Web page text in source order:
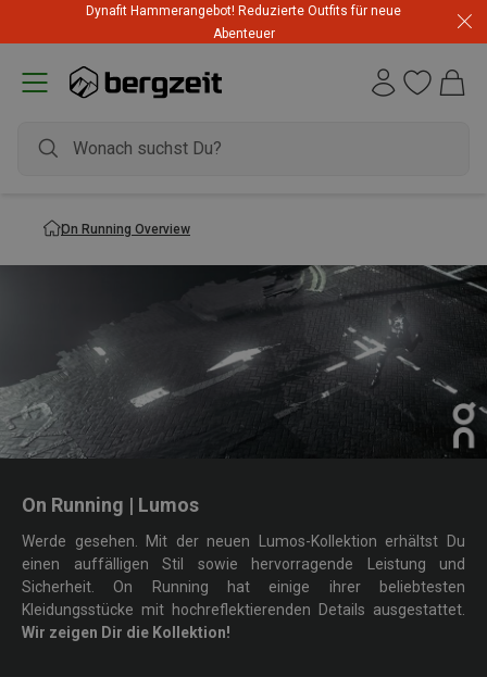
Dynafit Hammerangebot! Reduzierte Outfits für neue
Abenteuer
On Running Overview
On Running | Lumos
Werde gesehen. Mit der neuen Lumos-Kollektion erhältst Du
einen auffälligen Stil sowie hervorragende Leistung und
Sicherheit. On Running hat einige ihrer beliebtesten
Kleidungsstücke mit hochreflektierenden Details ausgestattet.
Wir zeigen Dir die Kollektion!